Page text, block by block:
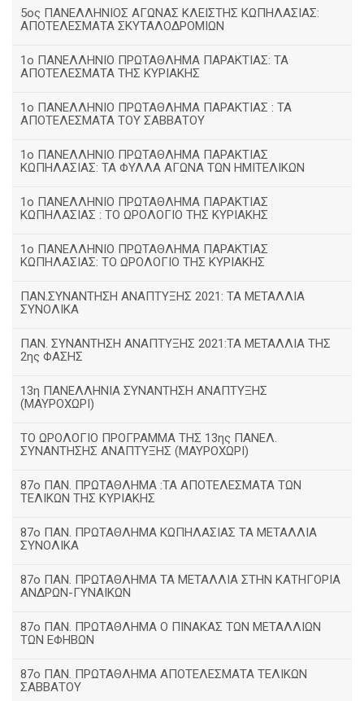
5ος ΠΑΝΕΛΛΗΝΙΟΣ ΑΓΩΝΑΣ ΚΛΕΙΣΤΗΣ ΚΩΠΗΛΑΣΙΑΣ:
ΑΠΟΤΕΛΕΣΜΑΤΑ ΣΚΥΤΑΛΟΔΡΟΜΙΩΝ
1ο ΠΑΝΕΛΛΗΝΙΟ ΠΡΩΤΑΘΛΗΜΑ ΠΑΡΑΚΤΙΑΣ: ΤΑ
ΑΠΟΤΕΛΕΣΜΑΤΑ ΤΗΣ ΚΥΡΙΑΚΗΣ
1ο ΠΑΝΕΛΛΗΝΙΟ ΠΡΩΤΑΘΛΗΜΑ ΠΑΡΑΚΤΙΑΣ : ΤΑ
ΑΠΟΤΕΛΕΣΜΑΤΑ ΤΟΥ ΣΑΒΒΑΤΟΥ
1ο ΠΑΝΕΛΛΗΝΙΟ ΠΡΩΤΑΘΛΗΜΑ ΠΑΡΑΚΤΙΑΣ
ΚΩΠΗΛΑΣΙΑΣ: ΤΑ ΦΥΛΛΑ ΑΓΩΝΑ ΤΩΝ ΗΜΙΤΕΛΙΚΩΝ
1ο ΠΑΝΕΛΛΗΝΙΟ ΠΡΩΤΑΘΛΗΜΑ ΠΑΡΑΚΤΙΑΣ
ΚΩΠΗΛΑΣΙΑΣ : ΤΟ ΩΡΟΛΟΓΙΟ ΤΗΣ ΚΥΡΙΑΚΗΣ
1o ΠΑΝΕΛΛΗΝΙΟ ΠΡΩΤΑΘΛΗΜΑ ΠΑΡΑΚΤΙΑΣ
ΚΩΠΗΛΑΣΙΑΣ: ΤΟ ΩΡΟΛΟΓΙΟ ΤΗΣ ΚΥΡΙΑΚΗΣ
ΠΑΝ.ΣΥΝΑΝΤΗΣΗ ΑΝΑΠΤΥΞΗΣ 2021: ΤΑ ΜΕΤΑΛΛΙΑ
ΣΥΝΟΛΙΚΑ
ΠΑΝ. ΣΥΝΑΝΤΗΣΗ ΑΝΑΠΤΥΞΗΣ 2021:ΤΑ ΜΕΤΑΛΛΙΑ ΤΗΣ
2ης ΦΑΣΗΣ
13η ΠΑΝΕΛΛΗΝΙΑ ΣΥΝΑΝΤΗΣΗ ΑΝΑΠΤΥΞΗΣ
(ΜΑΥΡΟΧΩΡΙ)
ΤΟ ΩΡΟΛΟΓΙΟ ΠΡΟΓΡΑΜΜΑ ΤΗΣ 13ης ΠΑΝΕΛ.
ΣΥΝΑΝΤΗΣΗΣ ΑΝΑΠΤΥΞΗΣ (ΜΑΥΡΟΧΩΡΙ)
87ο ΠΑΝ. ΠΡΩΤΑΘΛΗΜΑ :ΤΑ ΑΠΟΤΕΛΕΣΜΑΤΑ ΤΩΝ
ΤΕΛΙΚΩΝ ΤΗΣ ΚΥΡΙΑΚΗΣ
87ο ΠΑΝ. ΠΡΩΤΑΘΛΗΜΑ ΚΩΠΗΛΑΣΙΑΣ ΤΑ ΜΕΤΑΛΛΙΑ
ΣΥΝΟΛΙΚΑ
87ο ΠΑΝ. ΠΡΩΤΑΘΛΗΜΑ ΤΑ ΜΕΤΑΛΛΙΑ ΣΤΗΝ ΚΑΤΗΓΟΡΙΑ
ΑΝΔΡΩΝ-ΓΥΝΑΙΚΩΝ
87ο ΠΑΝ. ΠΡΩΤΑΘΛΗΜΑ Ο ΠΙΝΑΚΑΣ ΤΩΝ ΜΕΤΑΛΛΙΩΝ
ΤΩΝ ΕΦΗΒΩΝ
87ο ΠΑΝ. ΠΡΩΤΑΘΛΗΜΑ ΑΠΟΤΕΛΕΣΜΑΤΑ ΤΕΛΙΚΩΝ
ΣΑΒΒΑΤΟΥ